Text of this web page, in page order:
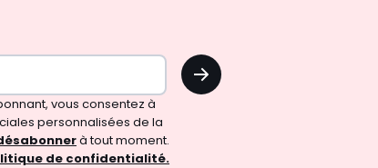
OK
vous consentez à
personnalisées de la
à tout moment.
de confidentialité.